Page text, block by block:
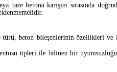
taze betona karışım sırasında
beton bileşenlerinin özellikleri ve
tipleri ile bilinen bir